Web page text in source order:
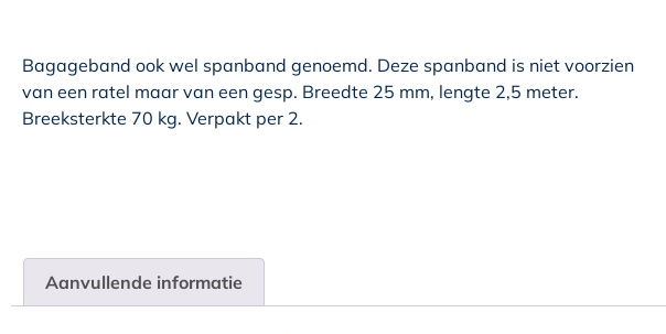
Bagageband ook wel spanband genoemd. Deze spanband is niet voorzien
van een ratel maar van een gesp. Breedte 25 mm, lengte 2,5 meter.
Breeksterkte 70 kg. Verpakt per 2.
Aanvullende informatie